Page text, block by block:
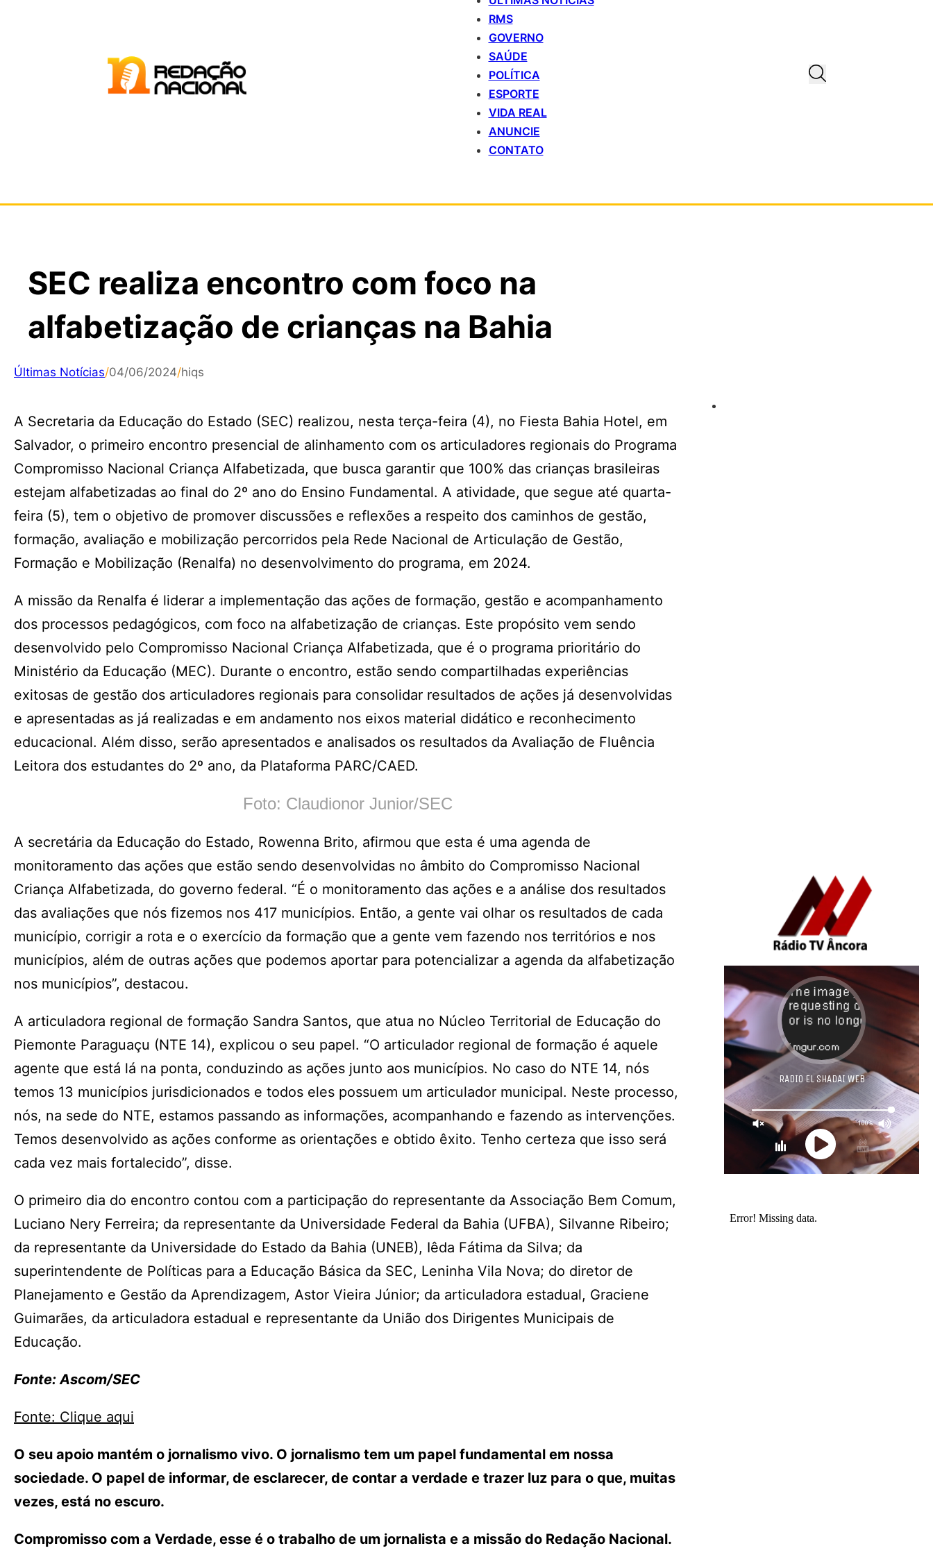
RMS
GOVERNO
SAÚDE
POLÍTICA
ESPORTE
VIDA REAL
ANUNCIE
CONTATO
SEC realiza encontro com foco na
alfabetização de crianças na Bahia
Últimas Notícias/04/06/2024/hiqs
A Secretaria da Educação do Estado (SEC) realizou, nesta terça-feira (4), no Fiesta Bahia Hotel, em
Salvador, o primeiro encontro presencial de alinhamento com os articuladores regionais do Programa
Compromisso Nacional Criança Alfabetizada, que busca garantir que 100% das crianças brasileiras
estejam alfabetizadas ao final do 2º ano do Ensino Fundamental. A atividade, que segue até quarta-
feira (5), tem o objetivo de promover discussões e reflexões a respeito dos caminhos de gestão,
formação, avaliação e mobilização percorridos pela Rede Nacional de Articulação de Gestão,
Formação e Mobilização (Renalfa) no desenvolvimento do programa, em 2024.
A missão da Renalfa é liderar a implementação das ações de formação, gestão e acompanhamento
dos processos pedagógicos, com foco na alfabetização de crianças. Este propósito vem sendo
desenvolvido pelo Compromisso Nacional Criança Alfabetizada, que é o programa prioritário do
Ministério da Educação (MEC). Durante o encontro, estão sendo compartilhadas experiências
exitosas de gestão dos articuladores regionais para consolidar resultados de ações já desenvolvidas
e apresentadas as já realizadas e em andamento nos eixos material didático e reconhecimento
educacional. Além disso, serão apresentados e analisados os resultados da Avaliação de Fluência
Leitora dos estudantes do 2º ano, da Plataforma PARC/CAED.
Foto: Claudionor Junior/SEC
A secretária da Educação do Estado, Rowenna Brito, afirmou que esta é uma agenda de
monitoramento das ações que estão sendo desenvolvidas no âmbito do Compromisso Nacional
Criança Alfabetizada, do governo federal. “É o monitoramento das ações e a análise dos resultados
das avaliações que nós fizemos nos 417 municípios. Então, a gente vai olhar os resultados de cada
município, corrigir a rota e o exercício da formação que a gente vem fazendo nos territórios e nos
municípios, além de outras ações que podemos aportar para potencializar a agenda da alfabetização
nos municípios”, destacou.
A articuladora regional de formação Sandra Santos, que atua no Núcleo Territorial de Educação do
Piemonte Paraguaçu (NTE 14), explicou o seu papel. “O articulador regional de formação é aquele
agente que está lá na ponta, conduzindo as ações junto aos municípios. No caso do NTE 14, nós
temos 13 municípios jurisdicionados e todos eles possuem um articulador municipal. Neste processo,
nós, na sede do NTE, estamos passando as informações, acompanhando e fazendo as intervenções.
Temos desenvolvido as ações conforme as orientações e obtido êxito. Tenho certeza que isso será
cada vez mais fortalecido”, disse.
O primeiro dia do encontro contou com a participação do representante da Associação Bem Comum,
Luciano Nery Ferreira; da representante da Universidade Federal da Bahia (UFBA), Silvanne Ribeiro;
da representante da Universidade do Estado da Bahia (UNEB), Iêda Fátima da Silva; da
superintendente de Políticas para a Educação Básica da SEC, Leninha Vila Nova; do diretor de
Planejamento e Gestão da Aprendizagem, Astor Vieira Júnior; da articuladora estadual, Graciene
Guimarães, da articuladora estadual e representante da União dos Dirigentes Municipais de
Educação.
Fonte: Ascom/SEC
Fonte: Clique aqui
O seu apoio mantém o jornalismo vivo. O jornalismo tem um papel fundamental em nossa
sociedade. O papel de informar, de esclarecer, de contar a verdade e trazer luz para o que, muitas
vezes, está no escuro.
Compromisso com a Verdade, esse é o trabalho de um jornalista e a missão do Redação Nacional.